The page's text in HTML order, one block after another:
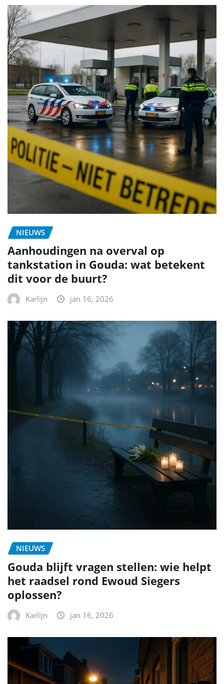
NIEUWS
Aanhoudingen na overval op
tankstation in Gouda: wat betekent
dit voor de buurt?
Karlijn jan 16, 2026
NIEUWS
Gouda blijft vragen stellen: wie helpt
het raadsel rond Ewoud Siegers
oplossen?
Karlijn jan 16, 2026